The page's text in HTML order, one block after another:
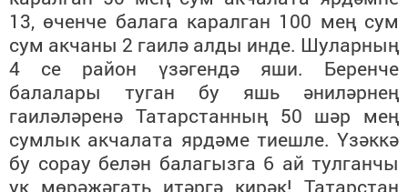
13, өченче балага каралган 100 мең сум
сум акчаны 2 гаилә алды инде. Шуларның
4 се район үзәгендә яши. Беренче
балалары туган бу яшь әниләрнең
гаиләләренә Татарстанның 50 шәр мең
сумлык акчалата ярдәме тиешле. Үзәккә
бу сорау белән балагызга 6 ай тулганчы
ук мөрәҗәгать итәргә кирәк! Татарстан